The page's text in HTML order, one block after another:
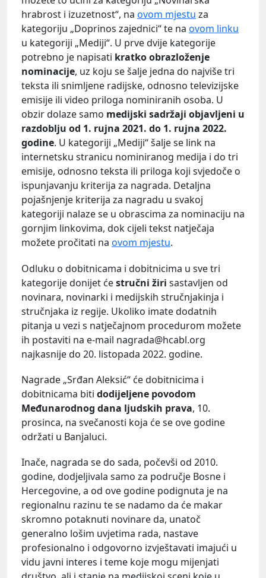
hrabrost i izuzetnost“, na ovom mjestu za
kategoriju „Doprinos zajednici“ te na ovom linku
u kategoriji „Mediji“. U prve dvije kategorije
potrebno je napisati kratko obrazloženje
nominacije, uz koju se šalje jedna do najviše tri
teksta ili snimljene radijske, odnosno televizijske
emisije ili video priloga nominiranih osoba. U
obzir dolaze samo medijski sadržaji objavljeni u
razdoblju od 1. rujna 2021. do 1. rujna 2022.
godine. U kategoriji „Mediji“ šalje se link na
internetsku stranicu nominiranog medija i do tri
emisije, odnosno teksta ili priloga koji svjedoče o
ispunjavanju kriterija za nagrada. Detaljna
pojašnjenje kriterija za nagradu u svakoj
kategoriji nalaze se u obrascima za nominaciju na
gornjim linkovima, dok cijeli tekst natječaja
možete pročitati na ovom mjestu.
Odluku o dobitnicama i dobitnicima u sve tri
kategorije donijet ćestručni žiri sastavljen od
novinara, novinarki i medijskih stručnjakinja i
stručnjaka iz regije. Ukoliko imate dodatnih
pitanja u vezi s natječajnom procedurom možete
ih postaviti na e-mail nagrada@hcabl.org
najkasnije do 20. listopada 2022. godine.
Nagrade „Srđan Aleksić“ će dobitnicima i
dobitnicama biti dodijeljene povodom
Međunarodnog dana ljudskih prava, 10.
prosinca, na svečanosti koja će se ove godine
održati u Banjaluci.
Inače, nagrada se do sada, počevši od 2010.
godine, dodjeljivala samo za područje Bosne i
Hercegovine, a od ove godine podignuta je na
regionalnu razinu te se nadamo da će makar
skromno potaknuti novinare da, unatoč
generalno lošim uvjetima rada, nastave
profesionalno i odgovorno izvještavati imajući u
vidu javni interes i teme koje mogu mijenjati